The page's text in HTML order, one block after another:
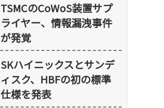
TSMCのCoWoS装置サプ
ライヤー、情報漏洩事件
が発覚
SKハイニックスとサンデ
ィスク、HBFの初の標準
仕様を発表